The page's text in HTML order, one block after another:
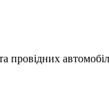
провідних